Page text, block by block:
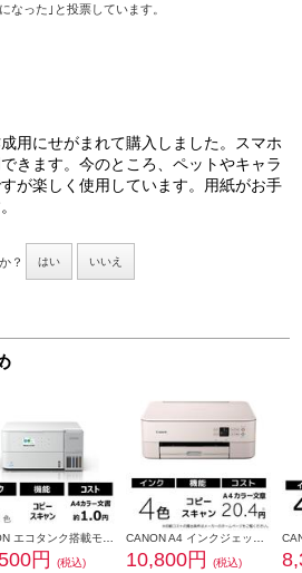
なった｣と投票しています。
用にせがまれて購入しました。スマホ
きます。今のところ、ペットやキャラ
が楽しく使用しています。用紙がお手
？ はい いいえ
円 (税込) 10,800円
(税込)